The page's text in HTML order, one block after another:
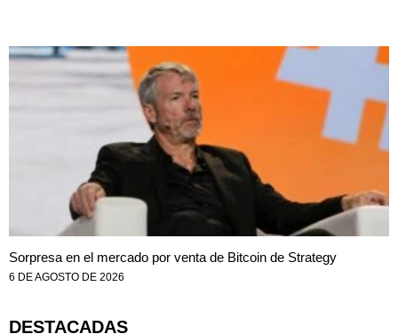
Sorpresa en el mercado por venta de Bitcoin de Strategy
6 DE AGOSTO DE 2026
DESTACADAS